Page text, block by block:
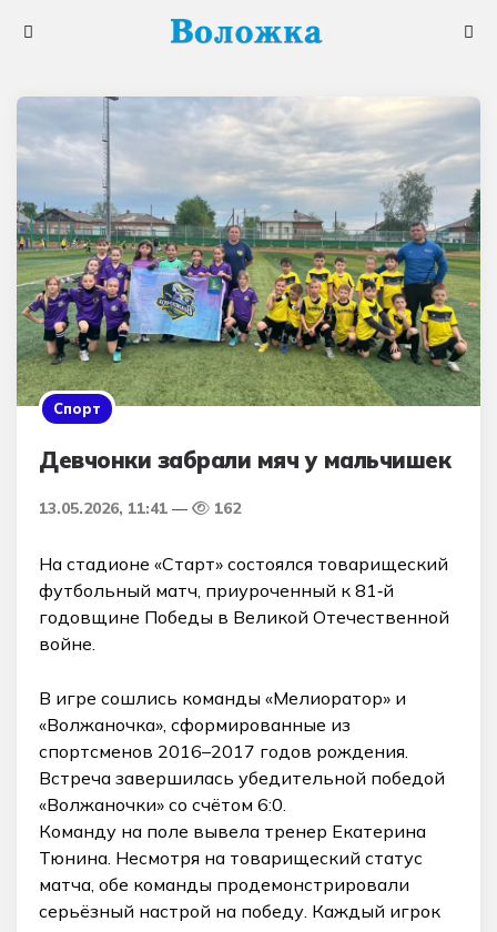
Спорт
Девчонки забрали мяч у мальчишек
13.05.2026, 11:41 162
На стадионе «Старт» состоялся товарищеский
футбольный матч, приуроченный к 81‑й
годовщине Победы в Великой Отечественной
войне.
В игре сошлись команды «Мелиоратор» и
«Волжаночка», сформированные из
спортсменов 2016–2017 годов рождения.
Встреча завершилась убедительной победой
«Волжаночки» со счётом 6:0.
Команду на поле вывела тренер Екатерина
Тюнина. Несмотря на товарищеский статус
матча, обе команды продемонстрировали
серьёзный настрой на победу. Каждый игрок